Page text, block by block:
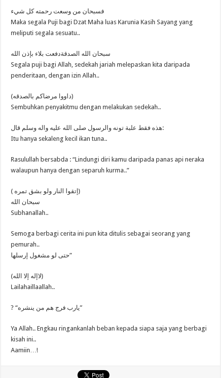
فسبحان من وسعت رحمته كل شيء
Maka segala Puji bagi Dzat Maha luas Karunia Kasih Sayang yang
meliputi segala sesuatu..
سبحان الله الصدقةدفعت بلاء بإذن الله
Segala puji bagi Allah, sedekah jariah melepaskan kita daripada
penderitaan, dengan izin Allah..
(داووا مرضاكم بالصدقه)
Sembuhkan penyakitmu dengan melakukan sedekah..
هذه فقط علبة تونه والرسول صلى الله عليه واله وسلم قال:
Itu hanya sekaleng kecil ikan tuna..
Rasulullah bersabda : “Lindungi diri kamu daripada panas api neraka
walaupun hanya dengan separuh kurma..”
( إتقوا النار ولو بشق تمره)
سبحان الله
Subhanallah..
Semoga berbagi cerita ini pun kita ditulis sebagai seorang yang
pemurah..
حتى لو مشغول إرسلها”
(لاإله إلا الله)
Lailahaillaallah..
? “يارب فرج هم من ينشره”
Ya Allah.. Engkau ringankanlah beban kepada siapa saja yang berbagi
kisah ini..
Aamiin…!